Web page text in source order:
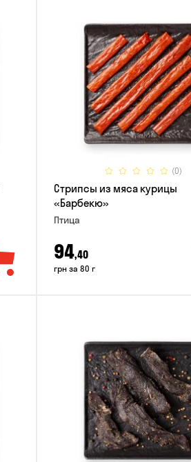
(0)
Стрипсы из мяса курицы
«Барбекю»
Птица
94,40
грн за 80 г